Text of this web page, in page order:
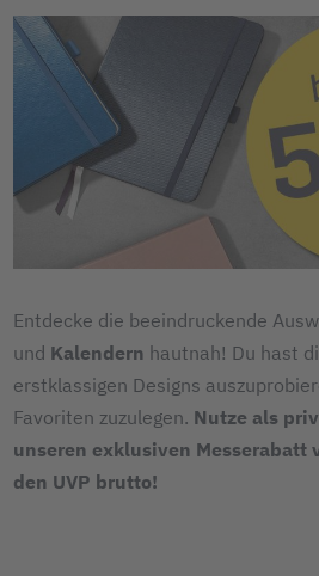
Entdecke die beeindruckende
und Kalendern hautnah! Du hast
erstklassigen Designs
Favoriten zuzulegen. Nutze als
unseren exklusiven Messerabatt
den UVP brutto!